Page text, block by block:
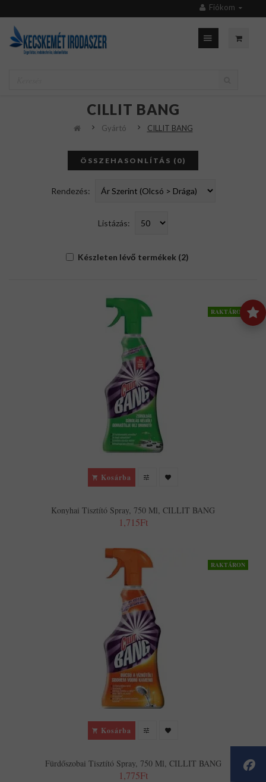
Fiókom
CILLIT BANG
Gyártó CILLIT BANG
ÖSSZEHASONLÍTÁS (0)
Rendezés:
Listázás:
Készleten lévő termékek (2)
RAKTÁRON
Kosárba
Konyhai Tisztító Spray, 750 Ml, CILLIT BANG
1,715Ft
RAKTÁRON
Kosárba
Fürdőszobai Tisztító Spray, 750 Ml, CILLIT BANG
1,775Ft